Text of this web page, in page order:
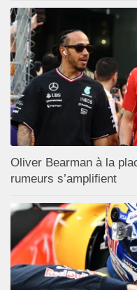
Oliver Bearman à la
rumeurs s’amplifient